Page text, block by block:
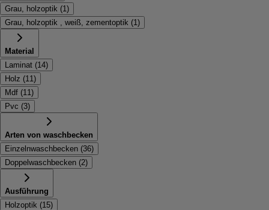
Grau, holzoptik (1)
Grau, holzoptik , weiß, zementoptik (1)
Material
Laminat (14)
Holz (11)
Mdf (11)
Pvc (3)
Arten von waschbecken
Einzelnwaschbecken (36)
Doppelwaschbecken (2)
Ausführung
Holzoptik (15)